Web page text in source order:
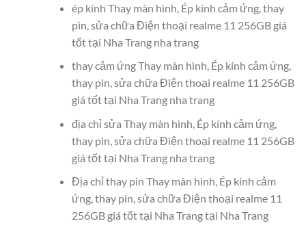
ép kính Thay màn hình, Ép kính cảm ứng, thay
pin, sửa chữa Điện thoại realme 11 256GB giá
tốt tại Nha Trang nha trang
thay cảm ứng Thay màn hình, Ép kính cảm ứng,
thay pin, sửa chữa Điện thoại realme 11 256GB
giá tốt tại Nha Trang nha trang
địa chỉ sửa Thay màn hình, Ép kính cảm ứng,
thay pin, sửa chữa Điện thoại realme 11 256GB
giá tốt tại Nha Trang nha trang
Địa chỉ thay pin Thay màn hình, Ép kính cảm
ứng, thay pin, sửa chữa Điện thoại realme 11
256GB giá tốt tại Nha Trang tại Nha Trang